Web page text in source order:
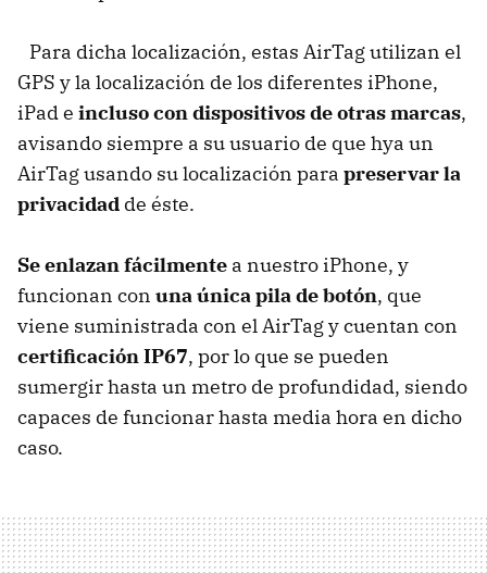
Para dicha localización, estas AirTag utilizan el
GPS y la localización de los diferentes iPhone,
iPad e incluso con dispositivos de otras marcas,
avisando siempre a su usuario de que hya un
AirTag usando su localización para preservar la
privacidad de éste.
Se enlazan fácilmente a nuestro iPhone, y
funcionan con una única pila de botón, que
viene suministrada con el AirTag y cuentan con
certificación IP67, por lo que se pueden
sumergir hasta un metro de profundidad, siendo
capaces de funcionar hasta media hora en dicho
caso.